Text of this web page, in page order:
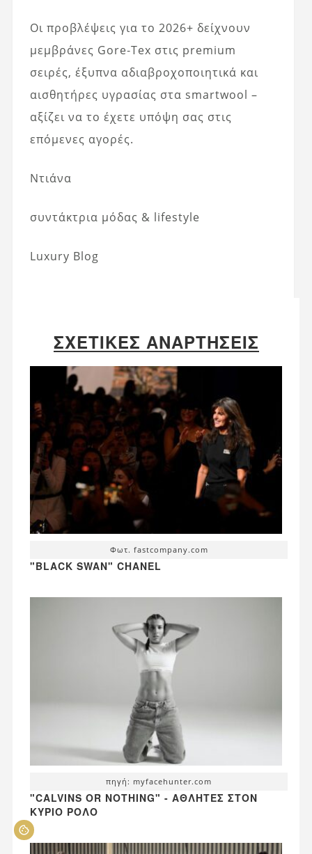
Οι προβλέψεις για το 2026+ δείχνουν
μεμβράνες Gore‑Tex στις premium
σειρές, έξυπνα αδιαβροχοποιητικά και
αισθητήρες υγρασίας στα smartwool –
αξίζει να το έχετε υπόψη σας στις
επόμενες αγορές.
Ντιάνα
συντάκτρια μόδας & lifestyle
Luxury Blog
ΣΧΕΤΙΚΈΣ ΑΝΑΡΤΉΣΕΙΣ
Φωτ. fastcompany.com
"BLACK SWAN" CHANEL
πηγή: myfacehunter.com
"CALVINS OR NOTHING" - ΑΘΛΗΤΈΣ ΣΤΟΝ
ΚΎΡΙΟ ΡΌΛΟ